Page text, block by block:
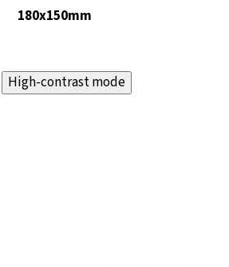
180x150mm
High-contrast mode